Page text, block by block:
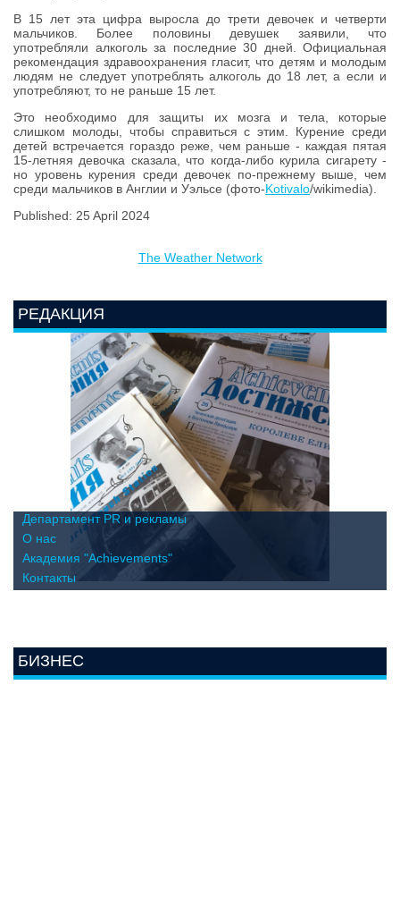
В 15 лет эта цифра выросла до трети девочек и четверти
мальчиков. Более половины девушек заявили, что
употребляли алкоголь за последние 30 дней. Официальная
рекомендация здравоохранения гласит, что детям и молодым
людям не следует употреблять алкоголь до 18 лет, а если и
употребляют, то не раньше 15 лет.
Это необходимо для защиты их мозга и тела, которые
слишком молоды, чтобы справиться с этим. Курение среди
детей встречается гораздо реже, чем раньше - каждая пятая
15-летняя девочка сказала, что когда-либо курила сигарету -
но уровень курения среди девочек по-прежнему выше, чем
среди мальчиков в Англии и Уэльсе (фото-Kotivalo/wikimedia).
Published: 25 April 2024
The Weather Network
РЕДАКЦИЯ
Департамент PR и рекламы
О нас
Академия "Achievements"
Контакты
БИЗНЕС